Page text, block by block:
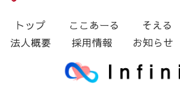
トップ ここあーる そえる
法人概要
採用情報 お知らせ